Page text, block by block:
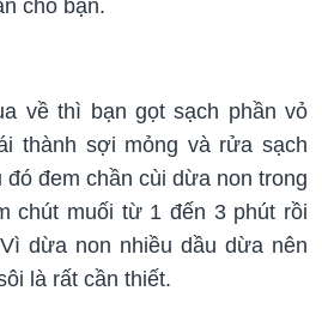
cho bạn.
về thì bạn gọt sạch phần vỏ
thành sợi mỏng và rửa sạch
đem chần cùi dừa non trong
chút muối từ 1 đến 3 phút rồi
dừa non nhiều dầu dừa nên
là rất cần thiết.